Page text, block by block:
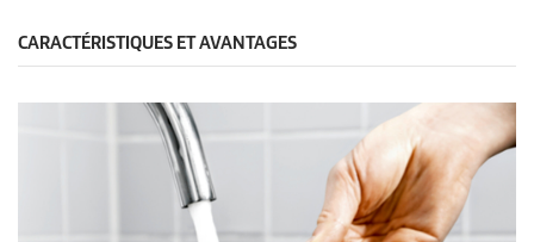
CARACTÉRISTIQUES ET AVANTAGES